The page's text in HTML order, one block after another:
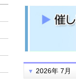
2026年 7月